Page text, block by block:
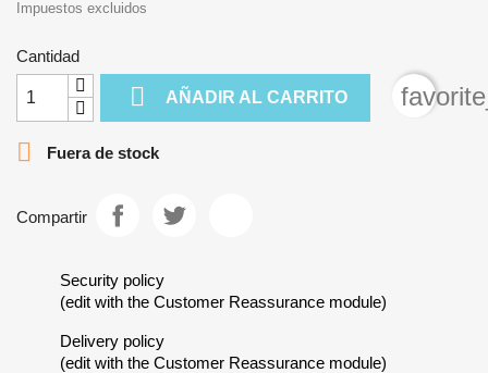
Impuestos excluidos
Cantidad
 AÑADIR AL CARRITO

Fuera de stock
Compartir
Security policy
(edit with the Customer Reassurance module)
Delivery policy
(edit with the Customer Reassurance module)